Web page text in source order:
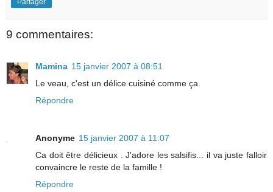
Partager
9 commentaires:
Mamina 15 janvier 2007 à 08:51
Le veau, c'est un délice cuisiné comme ça.
Répondre
Anonyme 15 janvier 2007 à 11:07
Ca doit être délicieux . J'adore les salsifis... il va juste falloir
convaincre le reste de la famille !
Répondre